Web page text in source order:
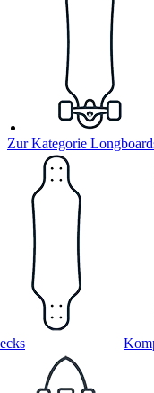
Zur Kategorie